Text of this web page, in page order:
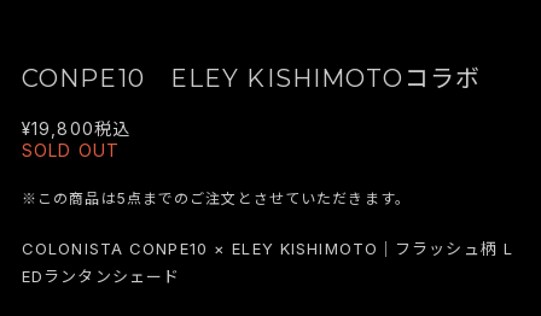
CONPE10 ELEY KISHIMOTOコラボ
¥19,800税込
SOLD OUT
※この商品は5点までのご注文とさせていただきます。
COLONISTA CONPE10 × ELEY KISHIMOTO｜フラッシュ柄 L
EDランタンシェード